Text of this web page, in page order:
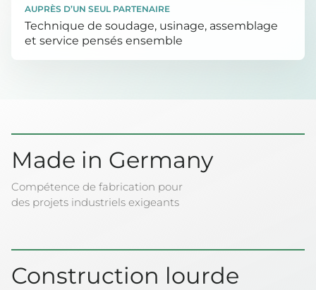
AUPRÈS D’UN SEUL PARTENAIRE
Technique de soudage, usinage, assemblage
et service pensés ensemble
Made in Germany
Compétence de fabrication pour
des projets industriels exigeants
Construction lourde